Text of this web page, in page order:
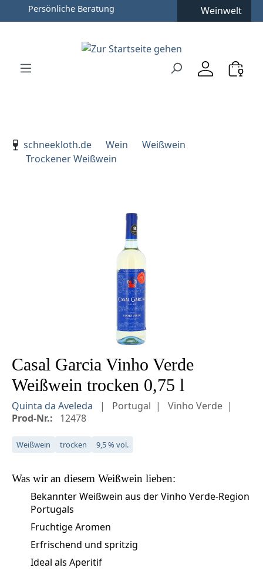
Zum Hauptinhalt springen
Zur Hauptnavigation springen
Weinwelt
schneekloth.de
Wein
Weißwein
Trockener Weißwein
Bildergalerie überspringen
Casal Garcia Vinho Verde
Weißwein trocken 0,75 l
Quinta da Aveleda Portugal
Vinho Verde
Prod-Nr.:
12478
Weißwein trocken 9,5 % vol.
Was wir an diesem Weißwein lieben:
Bekannter Weißwein aus der Vinho Verde-Region
Portugals
Fruchtige Aromen
Erfrischend und spritzig
Ideal als Aperitif